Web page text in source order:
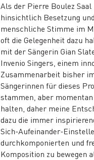
Als der Pierre Boulez
hinsichtlich Besetzung
menschliche Stimme im
oft die Gelegenheit dazu
mit der Sängerin Gian
Invenio Singers, einem
Zusammenarbeit bisher
Sängerinnen für dieses
stammen, aber
halten, daher meine
dazu die immer
Sich-Aufeinander-
durchkomponierten und
Komposition zu bewegen